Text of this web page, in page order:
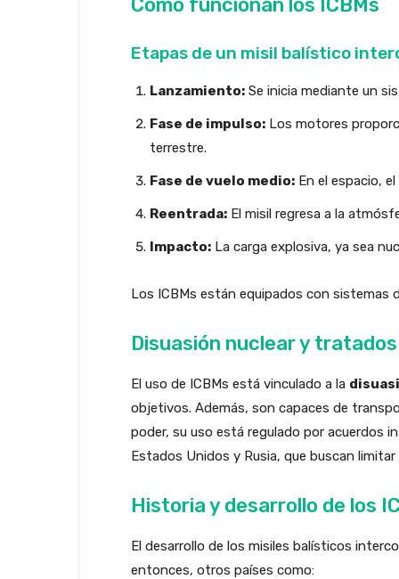
Etapas de un misil balístico
Lanzamiento: Se inicia mediante un
Fase de impulso: Los motores
terrestre.
Fase de vuelo medio: En el espacio,
Reentrada: El misil regresa a la
Impacto: La carga explosiva, ya sea
Los ICBMs están equipados con sistemas
Disuasión nuclear y
El uso de ICBMs está vinculado a la
objetivos. Además, son capaces de
poder, su uso está regulado por acuerdos
Estados Unidos y Rusia, que buscan
Historia y desarrollo de los
El desarrollo de los misiles balísticos
entonces, otros países como: